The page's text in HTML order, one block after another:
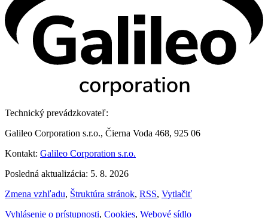
Technický prevádzkovateľ:
Galileo Corporation s.r.o., Čierna Voda 468, 925 06
Kontakt: Galileo Corporation s.r.o.
Posledná aktualizácia: 5. 8. 2026
Zmena vzhľadu, Štruktúra stránok, RSS, Vytlačiť
Vyhlásenie o prístupnosti, Cookies, Webové sídlo